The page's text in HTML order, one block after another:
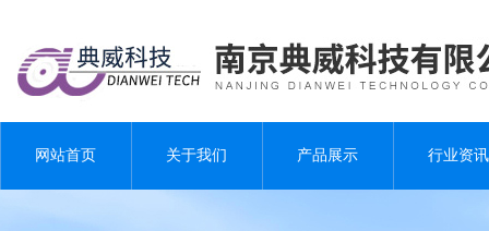
网站首页 关于我们 产品展示 行业资讯